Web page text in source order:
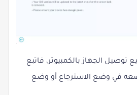
توصيل الجهاز بالكمبيوتر، فاتبع
في وضع الاسترجاع أو وضع